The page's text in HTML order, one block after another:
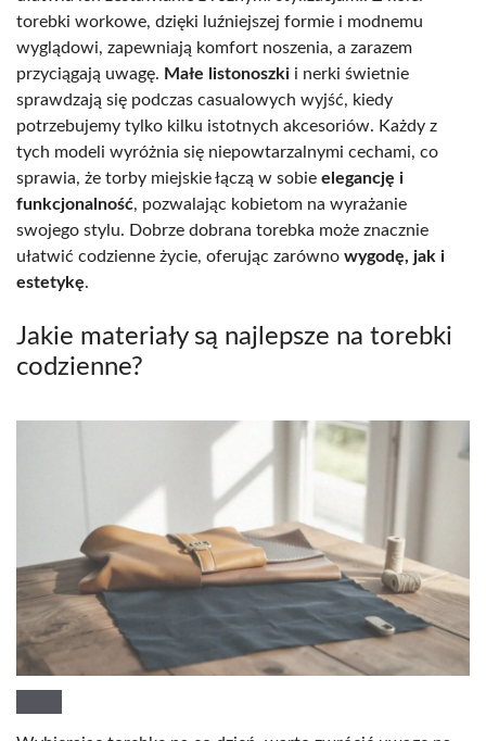
torebki workowe, dzięki luźniejszej formie i modnemu
wyglądowi, zapewniają komfort noszenia, a zarazem
przyciągają uwagę. Małe listonoszki i nerki świetnie
sprawdzają się podczas casualowych wyjść, kiedy
potrzebujemy tylko kilku istotnych akcesoriów. Każdy z
tych modeli wyróżnia się niepowtarzalnymi cechami, co
sprawia, że torby miejskie łączą w sobie elegancję i
funkcjonalność, pozwalając kobietom na wyrażanie
swojego stylu. Dobrze dobrana torebka może znacznie
ułatwić codzienne życie, oferując zarówno wygodę, jak i
estetykę.
Jakie materiały są najlepsze na torebki
codzienne?